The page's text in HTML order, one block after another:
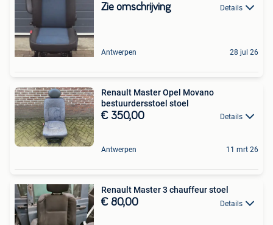
Zie omschrijving Details
Antwerpen 28 jul 26
Renault Master Opel Movano
bestuurdersstoel stoel
€ 350,00 Details
Antwerpen 11 mrt 26
Renault Master 3 chauffeur stoel
€ 80,00 Details